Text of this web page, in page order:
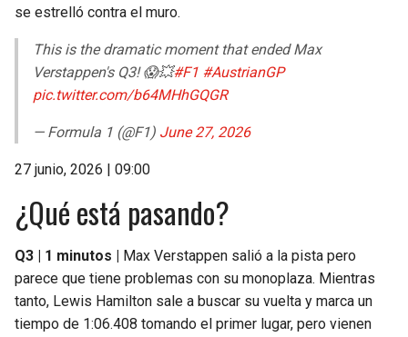
se estrelló contra el muro.
This is the dramatic moment that ended Max
Verstappen's Q3! 😱💥#F1 #AustrianGP
pic.twitter.com/b64MHhGQGR
— Formula 1 (@F1) June 27, 2026
27 junio, 2026 | 09:00
¿Qué está pasando?
Q3 | 1 minutos |
Max Verstappen salió a la pista pero
parece que tiene problemas con su monoplaza. Mientras
tanto, Lewis Hamilton sale a buscar su vuelta y marca un
tiempo de 1:06.408 tomando el primer lugar, pero vienen